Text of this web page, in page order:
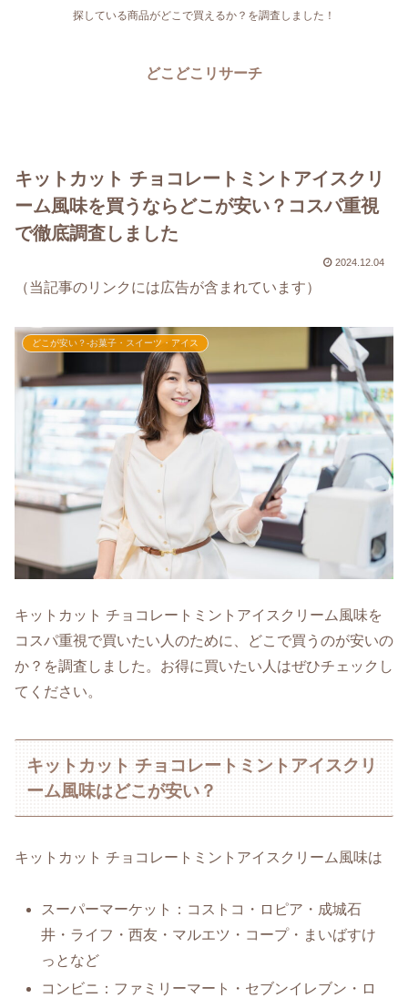
探している商品がどこで買えるか？を調査しました！
どこどこリサーチ
キットカット チョコレートミントアイスクリ
ーム風味を買うならどこが安い？コスパ重視
で徹底調査しました
2024.12.04
（当記事のリンクには広告が含まれています）
どこが安い？-お菓子・スイーツ・アイス
キットカット チョコレートミントアイスクリーム風味を
コスパ重視で買いたい人のために、どこで買うのが安いの
か？を調査しました。お得に買いたい人はぜひチェックし
てください。
キットカット チョコレートミントアイスクリ
ーム風味はどこが安い？
キットカット チョコレートミントアイスクリーム風味は
スーパーマーケット：コストコ・ロピア・成城石
井・ライフ・西友・マルエツ・コープ・まいばすけ
っとなど
コンビニ：ファミリーマート・セブンイレブン・ロ